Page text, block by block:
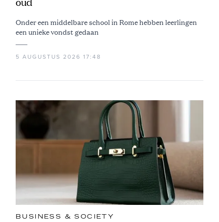
Onder een middelbare school in Rome hebben leerlingen
een unieke vondst gedaan
5 AUGUSTUS 2026 17:48
BUSINESS & SOCIETY